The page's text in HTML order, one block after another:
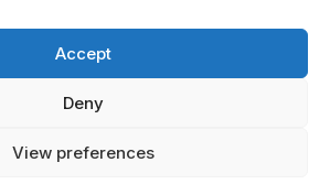
Accept
Deny
View preferences
Contact